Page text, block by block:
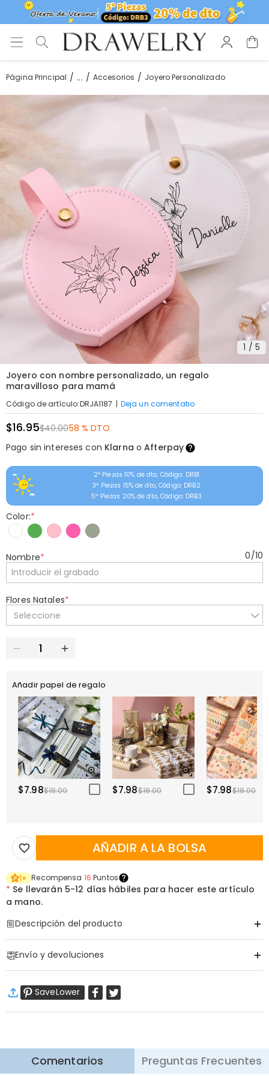
Página Principal ... Accesorios Joyero Personalizado
1 / 5
Joyero con nombre personalizado, un regalo
maravilloso para mamá
Código de artículo:DRJA1187 | Deja un comentatio
$16.95$40.0058 % DTO
Pago sin intereses con Klarna oAfterpay
2ª Piezas 10% de dto, Código: DRB1
3ª Piezas 15% de dto, Código: DRB2
5ª Piezas 20% de dto, Código: DRB3
Color:*
Nombre* 0/10
Flores Natales*
Seleccione
Añadir papel de regalo
$7.98$18.00 $7.98$18.00 $7.98$18.00
AÑADIR A LA BOLSA
1× Recompensa 16 Puntos
* Se llevarán 5-12 días hábiles para hacer este artículo
a mano.
Descripción del producto
Envío y devoluciones
Envío Estándar:9-18
Días Laborables
Saber más
SaveLower
Comentarios Preguntas Frecuentes